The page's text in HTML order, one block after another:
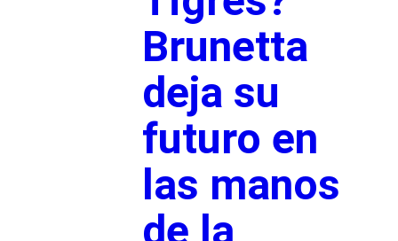
Brunetta
deja su
futuro en
las manos
de la